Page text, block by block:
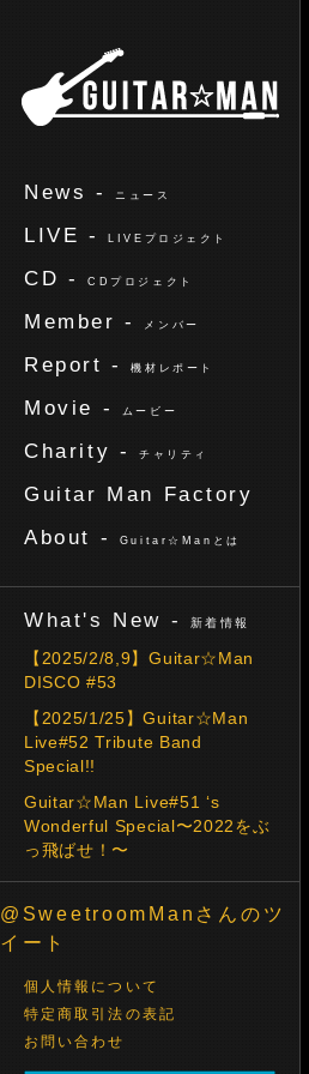
News -ニュース
LIVE -LIVEプロジェクト
CD - CDプロジェクト
Member - メンバー
Report -機材レポート
Movie - ムービー
Charity - チャリティ
Guitar Man Factory
About -
Guitar☆Manとは
What's New - 新着情報
【2025/2/8,9】Guitar☆Man
DISCO #53
【2025/1/25】Guitar☆Man
Live#52 Tribute Band
Special!!
Guitar☆Man Live#51 ‘s
Wonderful Special〜2022をぶ
っ飛ばせ！〜
@SweetroomManさんのツ
イート
個人情報について
特定商取引法の表記
お問い合わせ